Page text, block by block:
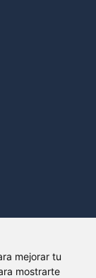
mejorar tu
mostrarte